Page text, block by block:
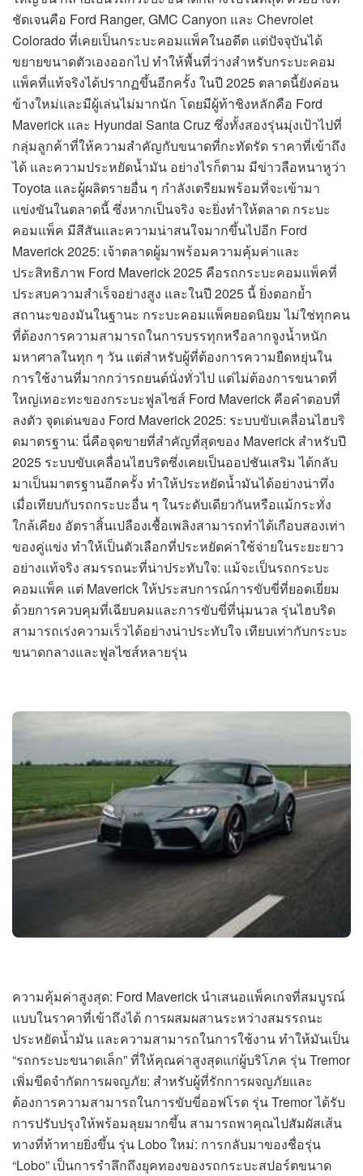
ชัดเจนคือ Ford Ranger, GMC Canyon และ Chevrolet
Colorado ที่เคยเป็นกระบะคอมแพ็คในอดีต แต่ปัจจุบันได้
ขยายขนาดตัวเองออกไป ทำให้พื้นที่ว่างสำหรับกระบะคอม
แพ็คที่แท้จริงได้ปรากฏขึ้นอีกครั้ง ในปี 2025 ตลาดนี้ยังค่อน
ข้างใหม่และมีผู้เล่นไม่มากนัก โดยมีผู้ท้าชิงหลักคือ Ford
Maverick และ Hyundai Santa Cruz ซึ่งทั้งสองรุ่นมุ่งเป้าไปที่
กลุ่มลูกค้าที่ให้ความสำคัญกับขนาดที่กะทัดรัด ราคาที่เข้าถึง
ได้ และความประหยัดน้ำมัน อย่างไรก็ตาม มีข่าวลือหนาหูว่า
Toyota และผู้ผลิตรายอื่น ๆ กำลังเตรียมพร้อมที่จะเข้ามา
แข่งขันในตลาดนี้ ซึ่งหากเป็นจริง จะยิ่งทำให้ตลาด กระบะ
คอมแพ็ค มีสีสันและความน่าสนใจมากขึ้นไปอีก Ford
Maverick 2025: เจ้าตลาดผู้มาพร้อมความคุ้มค่าและ
ประสิทธิภาพ Ford Maverick 2025 คือรถกระบะคอมแพ็คที่
ประสบความสำเร็จอย่างสูง และในปี 2025 นี้ ยิ่งตอกย้ำ
สถานะของมันในฐานะ กระบะคอมแพ็คยอดนิยม ไม่ใช่ทุกคน
ที่ต้องการความสามารถในการบรรทุกหรือลากจูงน้ำหนัก
มหาศาลในทุก ๆ วัน แต่สำหรับผู้ที่ต้องการความยืดหยุ่นใน
การใช้งานที่มากกว่ารถยนต์นั่งทั่วไป แต่ไม่ต้องการขนาดที่
ใหญ่เทอะทะของกระบะฟูลไซส์ Ford Maverick คือคำตอบที่
ลงตัว จุดเด่นของ Ford Maverick 2025: ระบบขับเคลื่อนไฮบริ
ดมาตรฐาน: นี่คือจุดขายที่สำคัญที่สุดของ Maverick สำหรับปี
2025 ระบบขับเคลื่อนไฮบริดซึ่งเคยเป็นออปชันเสริม ได้กลับ
มาเป็นมาตรฐานอีกครั้ง ทำให้ประหยัดน้ำมันได้อย่างน่าทึ่ง
เมื่อเทียบกับรถกระบะอื่น ๆ ในระดับเดียวกันหรือแม้กระทั่ง
ใกล้เคียง อัตราสิ้นเปลืองเชื้อเพลิงสามารถทำได้เกือบสองเท่า
ของคู่แข่ง ทำให้เป็นตัวเลือกที่ประหยัดค่าใช้จ่ายในระยะยาว
อย่างแท้จริง สมรรถนะที่น่าประทับใจ: แม้จะเป็นรถกระบะ
คอมแพ็ค แต่ Maverick ให้ประสบการณ์การขับขี่ที่ยอดเยี่ยม
ด้วยการควบคุมที่เฉียบคมและการขับขี่ที่นุ่มนวล รุ่นไฮบริด
สามารถเร่งความเร็วได้อย่างน่าประทับใจ เทียบเท่ากับกระบะ
ขนาดกลางและฟูลไซส์หลายรุ่น
ความคุ้มค่าสูงสุด: Ford Maverick นำเสนอแพ็คเกจที่สมบูรณ์
แบบในราคาที่เข้าถึงได้ การผสมผสานระหว่างสมรรถนะ
ประหยัดน้ำมัน และความสามารถในการใช้งาน ทำให้มันเป็น
“รถกระบะขนาดเล็ก” ที่ให้คุณค่าสูงสุดแก่ผู้บริโภค รุ่น Tremor
เพิ่มขีดจำกัดการผจญภัย: สำหรับผู้ที่รักการผจญภัยและ
ต้องการความสามารถในการขับขี่ออฟโรด รุ่น Tremor ได้รับ
การปรับปรุงให้พร้อมลุยมากขึ้น สามารถพาคุณไปสัมผัสเส้น
ทางที่ท้าทายยิ่งขึ้น รุ่น Lobo ใหม่: การกลับมาของชื่อรุ่น
“Lobo” เป็นการรำลึกถึงยุคทองของรถกระบะสปอร์ตขนาด